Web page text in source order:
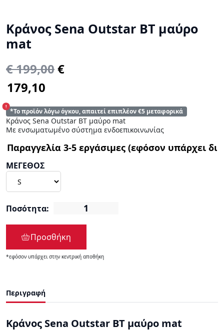
Κράνος Sena Outstar BT μαύρο
mat
€ 199,00€
*Το προϊόν λόγω όγκου, απαιτεί επιπλέον €5 μεταφορικά
!
Κράνος Sena Outstar BT μαύρο mat
Με ενσωματωμένο σύστημα ενδοεπικοινωνίας
ΜΕΓΕΘΟΣ
Ποσότητα:
Προσθήκη
*εφόσον υπάρχει στην κεντρική αποθήκη
Περιγραφή
Κράνος Sena Outstar BT μαύρο mat